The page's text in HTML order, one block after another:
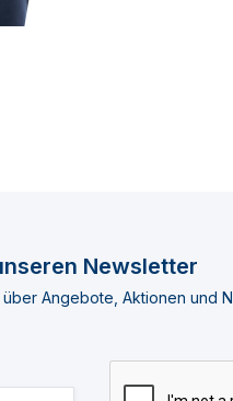
Newsletter
Angebote, Aktionen und